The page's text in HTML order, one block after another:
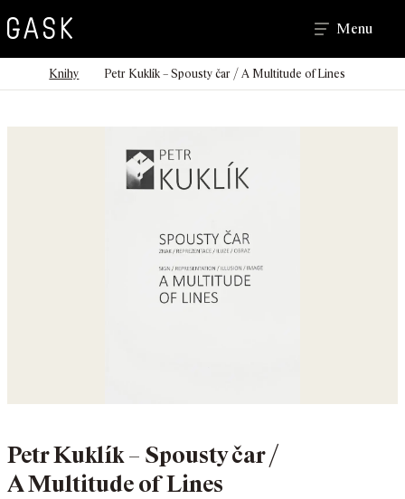
Hledat
Menu
DomůKnihy Petr Kuklík – Spousty čar / A Multitude of Lines
Petr Kuklík – Spousty čar /
A Multitude of Lines